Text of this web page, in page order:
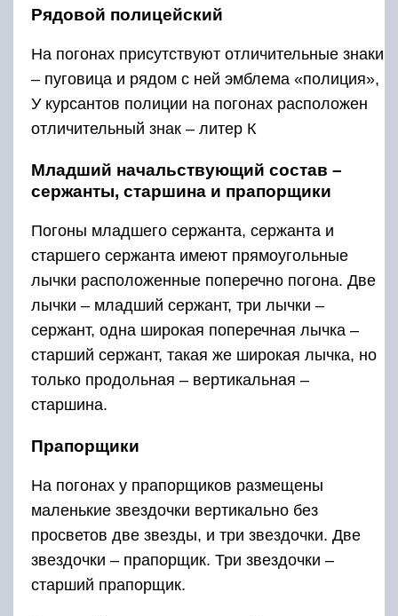
Рядовой полицейский
На погонах присутствуют отличительные знаки
– пуговица и рядом с ней эмблема «полиция»,
У курсантов полиции на погонах расположен
отличительный знак – литер К
Младший начальствующий состав –
сержанты, старшина и прапорщики
Погоны младшего сержанта, сержанта и
старшего сержанта имеют прямоугольные
лычки расположенные поперечно погона. Две
лычки – младший сержант, три лычки –
сержант, одна широкая поперечная лычка –
старший сержант, такая же широкая лычка, но
только продольная – вертикальная –
старшина.
Прапорщики
На погонах у прапорщиков размещены
маленькие звездочки вертикально без
просветов две звезды, и три звездочки. Две
звездочки – прапорщик. Три звездочки –
старший прапорщик.